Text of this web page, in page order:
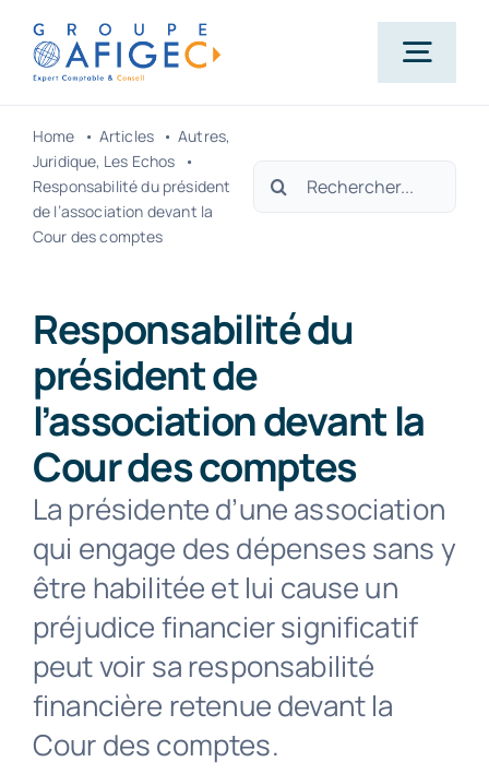
Passer
contenu
Accueil
Qui-sommes-nous ?
Nos métiers
Actualités
Carrière
Contact
Home Articles
Autres
Juridique Les Echos
Responsabilité du président
de l’association devant la
Cour des comptes
Rechercher:
Responsabilité du
président de
l’association devant la
Cour des comptes
La présidente d’une association
qui engage des dépenses sans y
être habilitée et lui cause un
préjudice financier significatif
peut voir sa responsabilité
financière retenue devant la
Cour des comptes.